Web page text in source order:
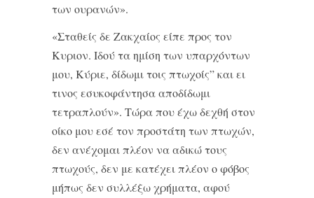
των ουρανών».
«Σταθείς δε Ζακχαίος είπε προς τον
Κυριον. Ιδού τα ημίση των υπαρχόντων
μου, Κύριε, δίδωμι τοις πτωχοίς” και ει
τινος εσυκοφάντησα αποδίδωμι
τετραπλούν». Τώρα που έχω δεχθή στον
οίκο μου εσέ τον προστάτη των πτωχών,
δεν ανέχομαι πλέον να αδικώ τους
πτωχούς, δεν με κατέχει πλέον ο φόβος
μήπως δεν συλλέξω χρήματα, αφού